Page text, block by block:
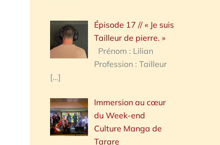
Épisode 17 // « Je suis
Tailleur de pierre. »
Prénom : Lilian
Profession : Tailleur
[…]
Immersion au cœur
du Week-end
Culture Manga de
Tarare